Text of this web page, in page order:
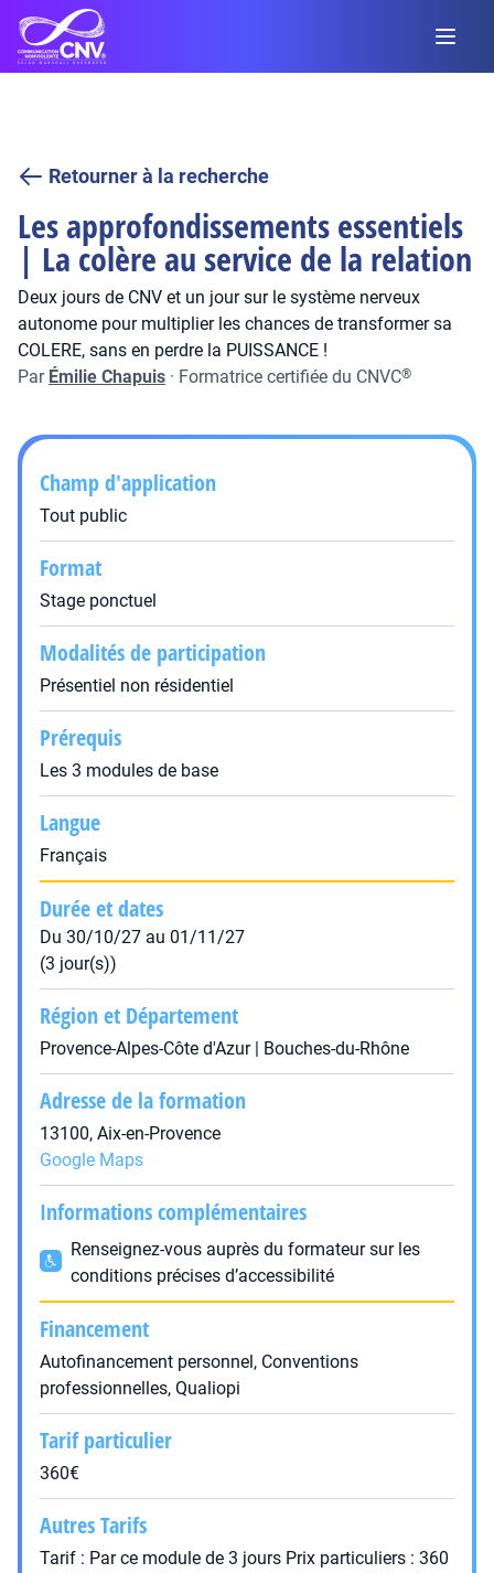
Retourner à la recherche
Les approfondissements essentiels
| La colère au service de la relation
Deux jours de CNV et un jour sur le système nerveux
autonome pour multiplier les chances de transformer sa
COLERE, sans en perdre la PUISSANCE !
Par Émilie Chapuis · Formatrice certifiée du CNVC®
Champ d'application
Tout public
Format
Stage ponctuel
Modalités de participation
Présentiel non résidentiel
Prérequis
Les 3 modules de base
Langue
Français
Durée et dates
Du 30/10/27 au 01/11/27
(3 jour(s))
Région et Département
Provence-Alpes-Côte d'Azur | Bouches-du-Rhône
Adresse de la formation
13100, Aix-en-Provence
Google Maps
Informations complémentaires
Renseignez-vous auprès du formateur sur les
conditions précises d’accessibilité
Financement
Autofinancement personnel, Conventions
professionnelles, Qualiopi
Tarif particulier
360€
Autres Tarifs
Tarif : Par ce module de 3 jours Prix particuliers : 360